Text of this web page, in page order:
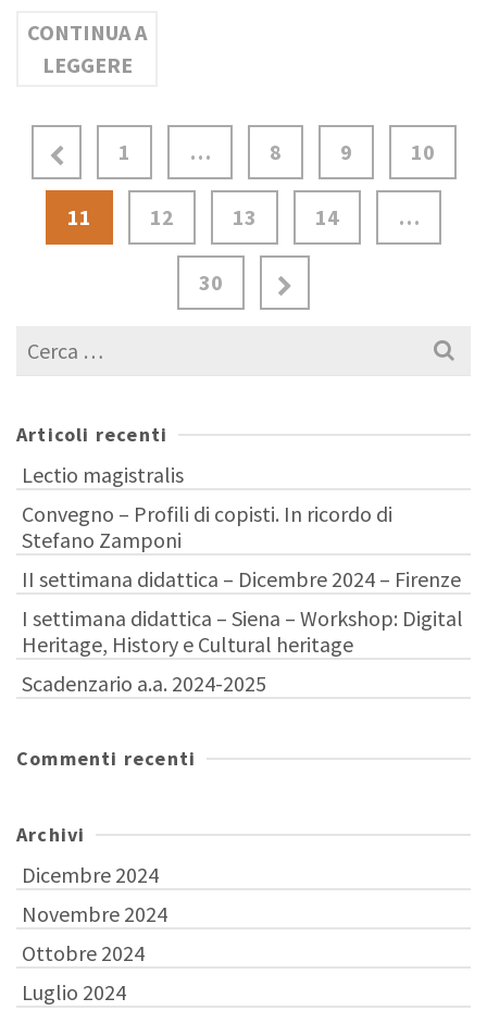
CONTINUA A
LEGGERE
1 … 8 9 10
11 12 13 14 …
30
Cerca
per:
Articoli recenti
Lectio magistralis
Convegno – Profili di copisti. In ricordo di
Stefano Zamponi
II settimana didattica – Dicembre 2024 – Firenze
I settimana didattica – Siena – Workshop: Digital
Heritage, History e Cultural heritage
Scadenzario a.a. 2024-2025
Commenti recenti
Archivi
Dicembre 2024
Novembre 2024
Ottobre 2024
Luglio 2024